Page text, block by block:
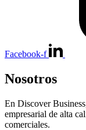
Facebook-f
Nosotros
En Discover
empresarial de alta
comerciales.